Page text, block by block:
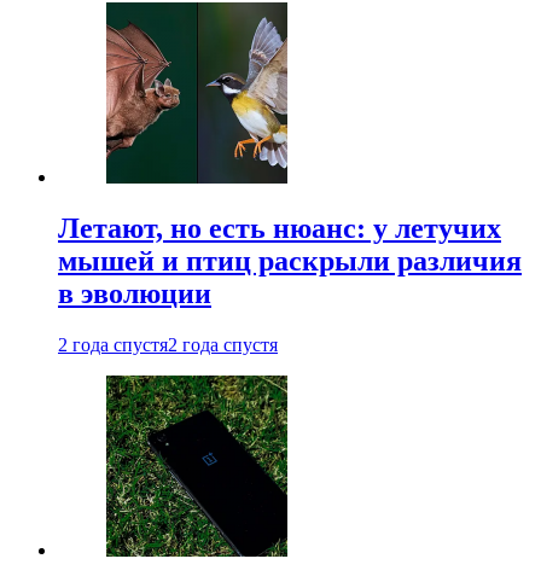
Летают, но есть нюанс: у летучих
мышей и птиц раскрыли различия
в эволюции
2 года спустя2 года спустя